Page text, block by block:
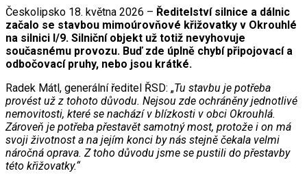
Českolipsko 18. května 2026 – Ředitelství silnice a dálnic
začalo se stavbou mimoúrovňové křižovatky v Okrouhlé
na silnici I/9. Silniční objekt už totiž nevyhovuje
současnému provozu. Buď zde úplně chybí připojovací a
odbočovací pruhy, nebo jsou krátké.
Radek Mátl, generální ředitel ŘSD: „Tu stavbu je potřeba
provést už z tohoto důvodu. Nejsou zde ochráněny jednotlivé
nemovitosti, které se nachází v blízkosti v obci Okrouhlá.
Zároveň je potřeba přestavět samotný most, protože i on má
svoji životnost a na jejím konci by nás stejně čekala velmi
náročná oprava. Z toho důvodu jsme se pustili do přestavby
této křižovatky.“